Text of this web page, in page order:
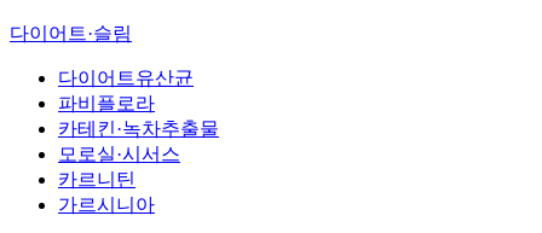
다이어트·슬림
다이어트유산균
파비플로라
카테킨·녹차추출물
모로실·시서스
카르니틴
가르시니아